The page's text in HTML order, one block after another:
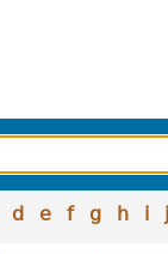
d e f g h i j